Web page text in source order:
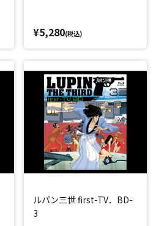
¥5,280(税込)
ルパン三世 first-TV．BD-
3